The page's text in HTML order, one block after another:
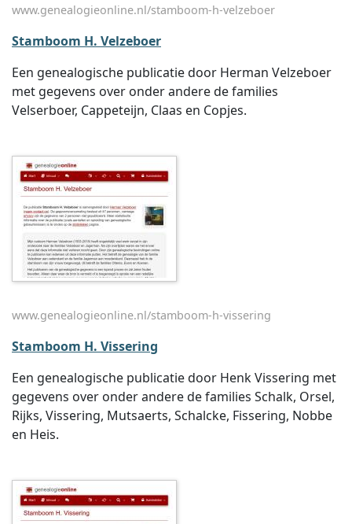
www.genealogieonline.nl/stamboom-h-velzeboer
Stamboom H. Velzeboer
Een genealogische publicatie door Herman Velzeboer
met gegevens over onder andere de families
Velserboer, Cappeteijn, Claas en Copjes.
www.genealogieonline.nl/stamboom-h-vissering
Stamboom H. Vissering
Een genealogische publicatie door Henk Vissering met
gegevens over onder andere de families Schalk, Orsel,
Rijks, Vissering, Mutsaerts, Schalcke, Fissering, Nobbe
en Heis.